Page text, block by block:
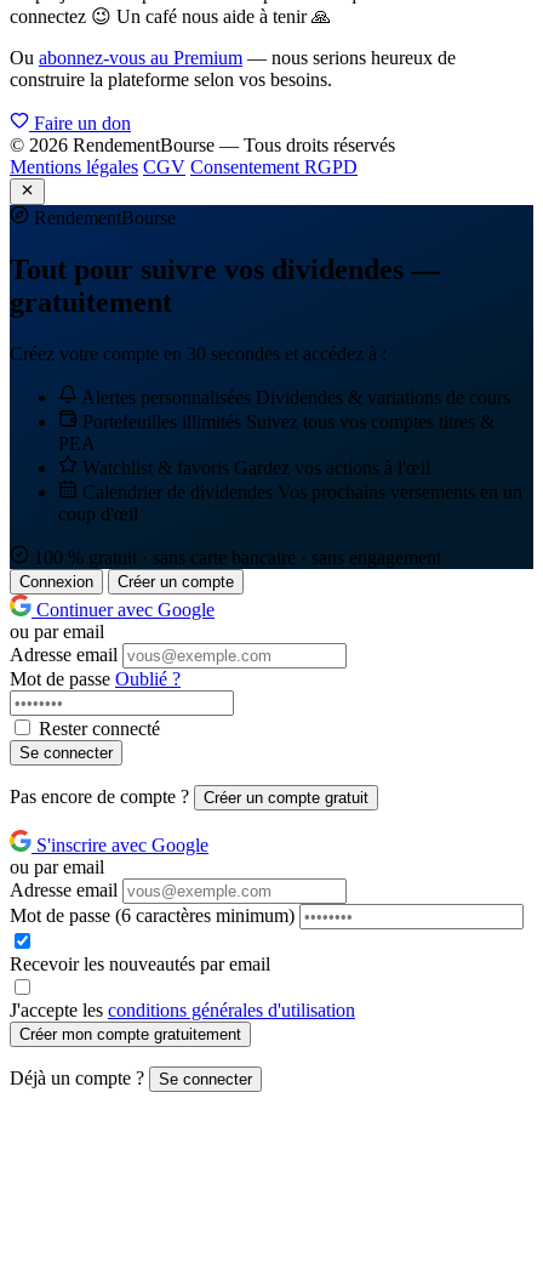
connectez 😉 Un café nous aide à tenir 🙏
Ou abonnez-vous au Premium — nous serions heureux de
construire la plateforme selon vos besoins.
Faire un don
© 2026 RendementBourse — Tous droits réservés
Mentions légales CGV Consentement RGPD
RendementBourse
Tout pour suivre vos dividendes —
gratuitement
Créez votre compte en 30 secondes et accédez à :
Alertes personnalisées Dividendes & variations de cours
Portefeuilles illimités Suivez tous vos comptes titres &
PEA
Watchlist & favoris Gardez vos actions à l'œil
Calendrier de dividendes Vos prochains versements en un
coup d'œil
100 % gratuit · sans carte bancaire · sans engagement
Connexion Créer un compte
Continuer avec Google
ou par email
Adresse email
Mot de passe Oublié ?
Rester connecté
Se connecter
Pas encore de compte ? Créer un compte gratuit
S'inscrire avec Google
ou par email
Adresse email
Mot de passe (6 caractères minimum)
Recevoir les nouveautés par email
J'accepte les conditions générales d'utilisation
Créer mon compte gratuitement
Déjà un compte ? Se connecter